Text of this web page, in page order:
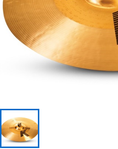
管楽器
アンプ